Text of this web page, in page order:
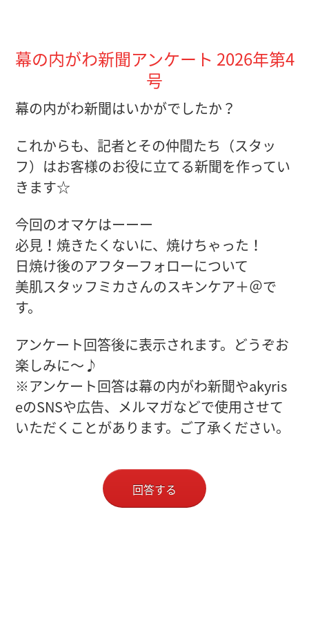
幕の内がわ新聞アンケート 2026年第4
号
幕の内がわ新聞はいかがでしたか？
これからも、記者とその仲間たち（スタッ
フ）はお客様のお役に立てる新聞を作ってい
きます☆
今回のオマケはーーー
必見！焼きたくないに、焼けちゃった！
日焼け後のアフターフォローについて
美肌スタッフミカさんのスキンケア＋＠で
す。
アンケート回答後に表示されます。どうぞお
楽しみに～♪
※アンケート回答は幕の内がわ新聞やakyris
eのSNSや広告、メルマガなどで使用させて
いただくことがあります。ご了承ください。
回答する